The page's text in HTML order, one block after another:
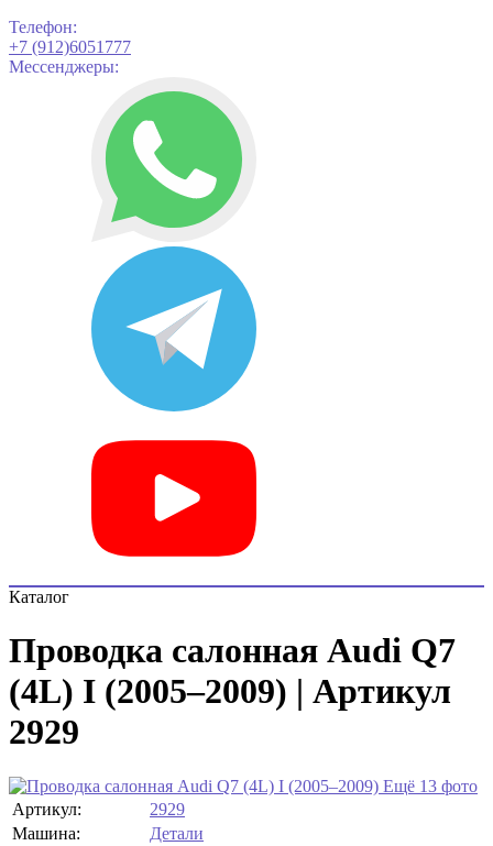
Телефон:
+7 (912)6051777
Мессенджеры:
Каталог
Проводка салонная Audi Q7
(4L) I (2005–2009) | Артикул
2929
Ещё 13 фото
Артикул:
2929
Машина:
Детали